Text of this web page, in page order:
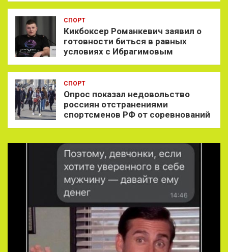
СПОРТ
Кикбоксер Романкевич заявил о
готовности биться в равных
условиях с Ибрагимовым
СПОРТ
Опрос показал недовольство
россиян отстранениями
спортсменов РФ от соревнований